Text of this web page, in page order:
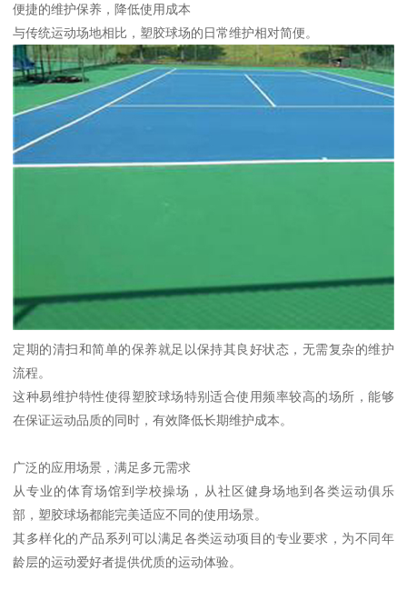
便捷的维护保养，降低使用成本
与传统运动场地相比，塑胶球场的日常维护相对简便。
定期的清扫和简单的保养就足以保持其良好状态，无需复杂的维护
流程。
这种易维护特性使得塑胶球场特别适合使用频率较高的场所，能够
在保证运动品质的同时，有效降低长期维护成本。
广泛的应用场景，满足多元需求
从专业的体育场馆到学校操场，从社区健身场地到各类运动俱乐
部，塑胶球场都能完美适应不同的使用场景。
其多样化的产品系列可以满足各类运动项目的专业要求，为不同年
龄层的运动爱好者提供优质的运动体验。